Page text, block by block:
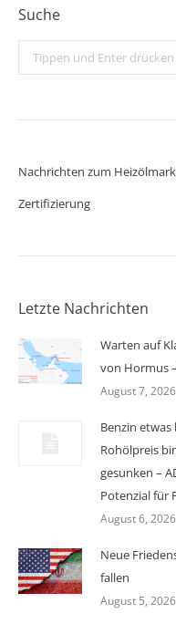
Suche
Search:
Nachrichten zum
Zertifizierung
Letzte Nachrichten
Warten auf
von Hormus
August 7, 2026
Benzin
Rohölpreis
gesunken –
Potenzial für
August 6, 2026
Neue
fallen
August 5, 2026